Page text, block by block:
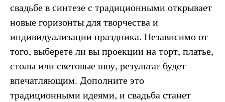
свадьбе в синтезе с традиционными открывает
новые горизонты для творчества и
индивидуализации праздника. Независимо от
того, выберете ли вы проекции на торт, платье,
столы или световые шоу, результат будет
впечатляющим. Дополните это
традиционными идеями, и свадьба станет